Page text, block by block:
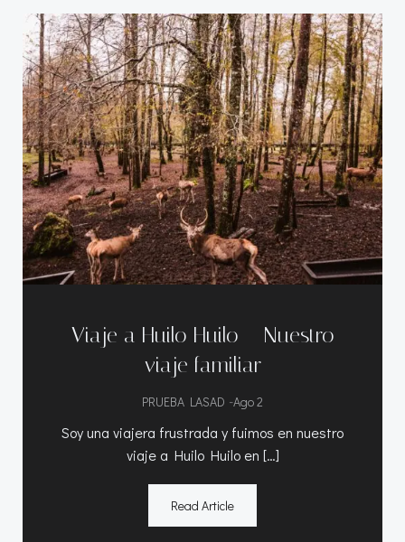
Viaje a Huilo Huilo – Nuestro
viaje familiar
PRUEBA LASAD -Ago 2
Soy una viajera frustrada y fuimos en nuestro
viaje a Huilo Huilo en […]
Read Article